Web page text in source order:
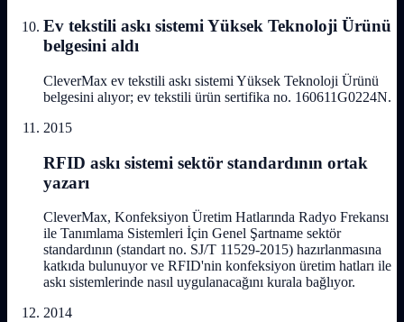
Ev tekstili askı sistemi Yüksek Teknoloji Ürünü
belgesini aldı
CleverMax ev tekstili askı sistemi Yüksek Teknoloji Ürünü
belgesini alıyor; ev tekstili ürün sertifika no. 160611G0224N.
2015
RFID askı sistemi sektör standardının ortak
yazarı
CleverMax, Konfeksiyon Üretim Hatlarında Radyo Frekansı
ile Tanımlama Sistemleri İçin Genel Şartname sektör
standardının (standart no. SJ/T 11529-2015) hazırlanmasına
katkıda bulunuyor ve RFID'nin konfeksiyon üretim hatları ile
askı sistemlerinde nasıl uygulanacağını kurala bağlıyor.
2014